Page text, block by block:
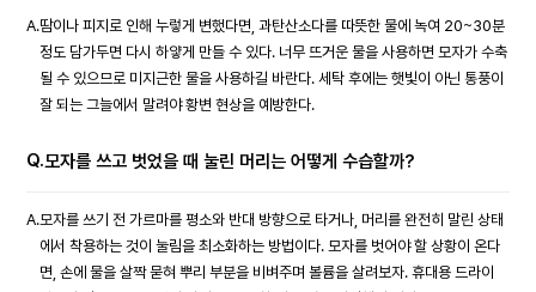
A.땀이나 피지로 인해 누렇게 변했다면, 과탄산소다를 따뜻한 물에 녹여 20~30분
정도 담가두면 다시 하얗게 만들 수 있다. 너무 뜨거운 물을 사용하면 모자가 수축
될 수 있으므로 미지근한 물을 사용하길 바란다. 세탁 후에는 햇빛이 아닌 통풍이
잘 되는 그늘에서 말려야 황변 현상을 예방한다.
Q.모자를 쓰고 벗었을 때 눌린 머리는 어떻게 수습할까?
A.모자를 쓰기 전 가르마를 평소와 반대 방향으로 타거나, 머리를 완전히 말린 상태
에서 착용하는 것이 눌림을 최소화하는 방법이다. 모자를 벗어야 할 상황이 온다
면, 손에 물을 살짝 묻혀 뿌리 부분을 비벼주며 볼륨을 살려보자. 휴대용 드라이